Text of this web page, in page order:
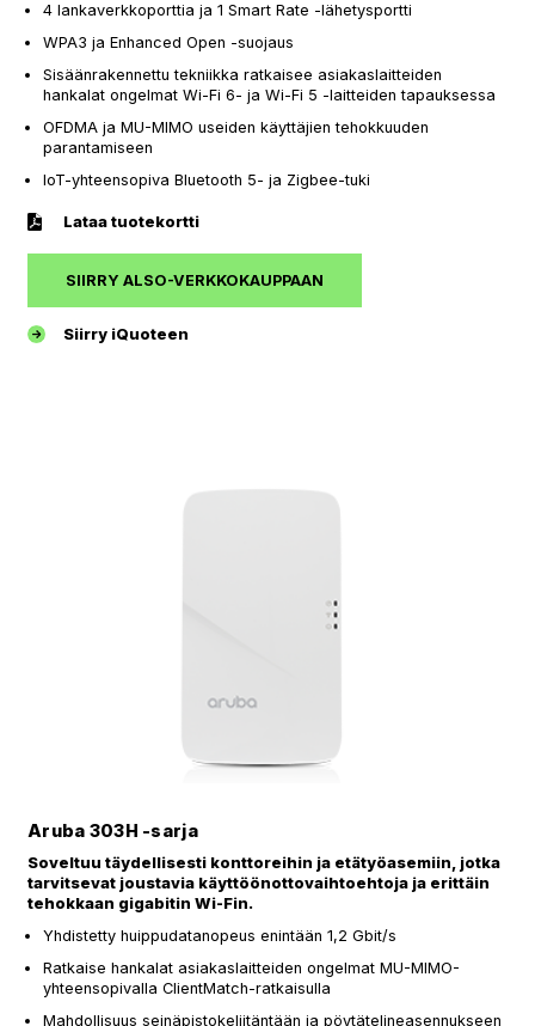
4 lankaverkkoporttia ja 1 Smart Rate -lähetysportti
WPA3 ja Enhanced Open -suojaus
Sisäänrakennettu tekniikka ratkaisee asiakaslaitteiden
hankalat ongelmat Wi-Fi 6- ja Wi-Fi 5 -laitteiden tapauksessa
OFDMA ja MU-MIMO useiden käyttäjien tehokkuuden
parantamiseen
IoT-yhteensopiva Bluetooth 5- ja Zigbee-tuki
Lataa tuotekortti
SIIRRY ALSO-VERKKOKAUPPAAN
Siirry iQuoteen
Aruba 303H -sarja
Soveltuu täydellisesti konttoreihin ja etätyöasemiin, jotka
tarvitsevat joustavia käyttöönottovaihtoehtoja ja erittäin
tehokkaan gigabitin Wi-Fin.
Yhdistetty huippudatanopeus enintään 1,2 Gbit/s
Ratkaise hankalat asiakaslaitteiden ongelmat MU-MIMO-
yhteensopivalla ClientMatch-ratkaisulla
Mahdollisuus seinäpistokeliitäntään ja pöytätelineasennukseen